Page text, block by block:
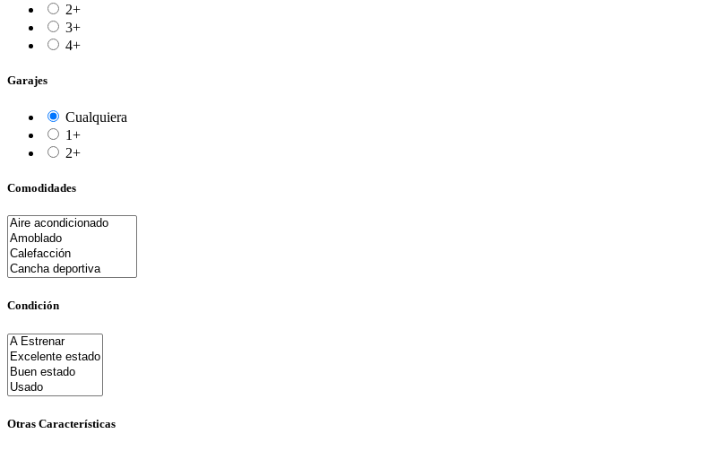
2+
3+
4+
Garajes
Cualquiera
1+
2+
Comodidades
Condición
Otras Características